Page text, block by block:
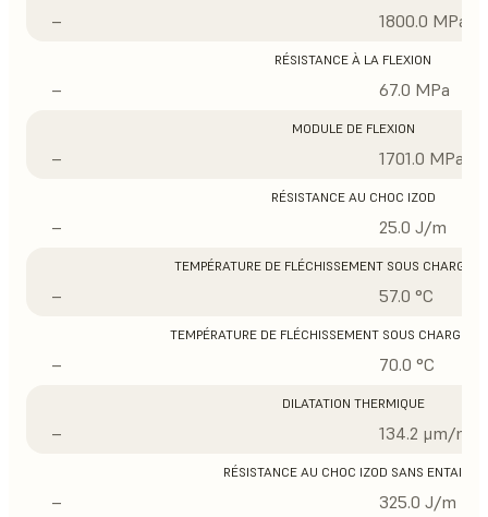
– 1800.0 MPa
RÉSISTANCE À LA FLEXION
– 67.0 MPa
MODULE DE FLEXION
– 1701.0 MPa
RÉSISTANCE AU CHOC IZOD
– 25.0 J/m
TEMPÉRATURE DE FLÉCHISSEMENT SOUS CHARGE À
– 57.0 °C
TEMPÉRATURE DE FLÉCHISSEMENT SOUS CHARGE À
– 70.0 °C
DILATATION THERMIQUE
– 134.2 μm/m/
RÉSISTANCE AU CHOC IZOD SANS ENTAILLE
– 325.0 J/m